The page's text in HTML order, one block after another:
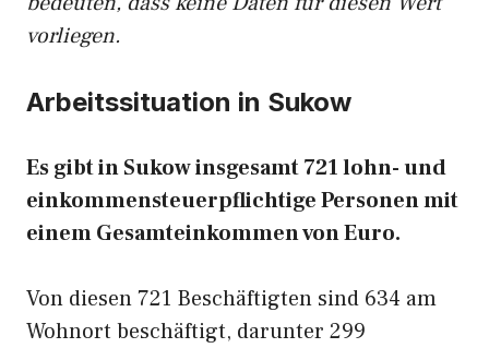
vorliegen.
Arbeitssituation in Sukow
Es gibt in Sukow insgesamt 721 lohn- und
einkommensteuerpflichtige Personen mit
einem Gesamteinkommen von Euro.
Von diesen 721 Beschäftigten sind 634 am
Wohnort beschäftigt, darunter 299